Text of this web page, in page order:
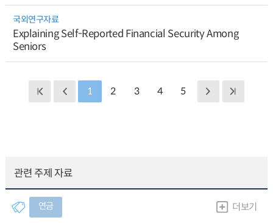
국외연구자료
Explaining Self-Reported Financial Security Among
Seniors
1 2 3 4 5
관련 주제 자료
연금 더보기